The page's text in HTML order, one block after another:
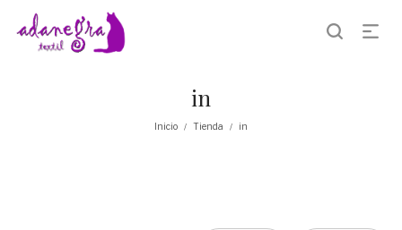
in
Inicio / Tienda / in